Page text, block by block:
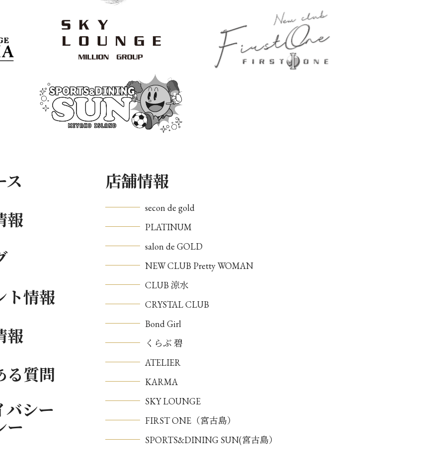
ス
報
ト情報
報
る質問
バシー
ー
店舗情報
secon de gold
PLATINUM
salon de GOLD
NEW CLUB Pretty WOMAN
CLUB 涼水
CRYSTAL CLUB
Bond Girl
くらぶ 碧
ATELIER
KARMA
SKY LOUNGE
FIRST ONE（宮古島）
SPORTS&DINING SUN(宮古島）